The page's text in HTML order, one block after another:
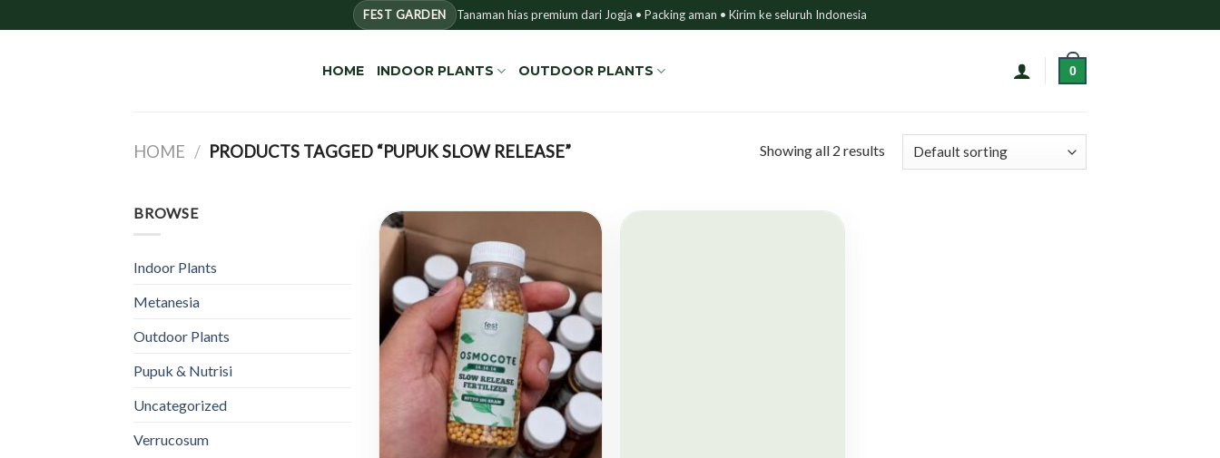
to
FEST GARDEN Tanaman hias premium dari Jogja • Packing aman • Kirim ke seluruh Indonesia
HOME INDOOR PLANTS OUTDOOR PLANTS 0
HOME / PRODUCTS TAGGED “PUPUK SLOW RELEASE” Showing all 2 results
BROWSE
Indoor Plants
Metanesia
Outdoor Plants
Pupuk & Nutrisi
Uncategorized
Verrucosum